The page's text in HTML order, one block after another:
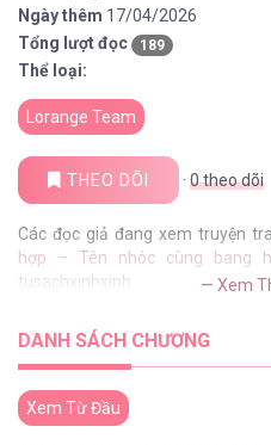
Ngày thêm 17/04/2026
Tổng lượt đọc
189
Thể loại:
Lorange Team
THEO DÕI · 0theo dõi
Các đọc giả đang xem truyện
hợp – Tên nhóc cùng bang
tusachxinhxinh
— Xem
DANH SÁCH CHƯƠNG
Xem Từ Đầu